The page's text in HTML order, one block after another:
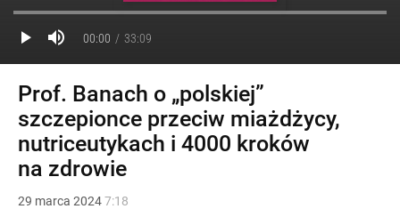
Prof. Banach o „polskiej”
szczepionce przeciw miażdżycy,
nutriceutykach i 4000 kroków
na zdrowie
29 marca 20247:18
00:00 33:09